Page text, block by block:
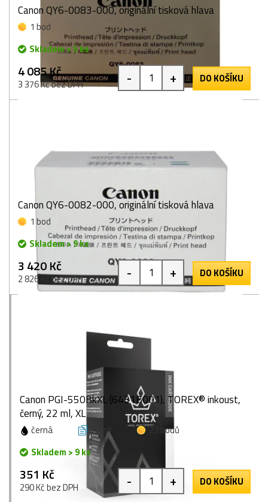
Canon QY6-0083-000, originální tisková hlava
1 bod
Skladem > 5 ks
4 085 Kč
3 376 Kč bez DPH - + DO KOŠÍKU
Canon QY6-0082-000, originální tisková hlava
1 bod
Skladem > 9 ks
3 420 Kč
2 826 Kč bez DPH - + DO KOŠÍKU
Canon PGI-550BkXL (6431B001), TOREX® inkoust,
černý, 22 ml, XL
černá 22 ml
23 bodů
Skladem > 9 ks
351 Kč
290 Kč bez DPH - + DO KOŠÍKU